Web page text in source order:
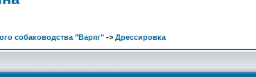
собаководства "Варяг" -> Дрессировка